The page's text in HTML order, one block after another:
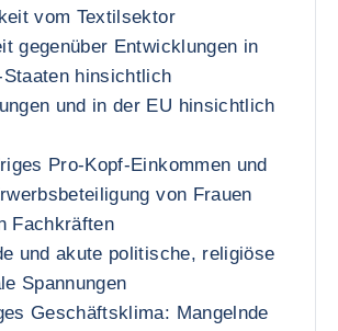
vom Textilsektor
gegenüber Entwicklungen in
Staaten hinsichtlich
und in der EU hinsichtlich
Pro-Kopf-Einkommen und
von Frauen
Fachkräften
und akute politische, religiöse
Spannungen
Geschäftsklima: Mangelnde